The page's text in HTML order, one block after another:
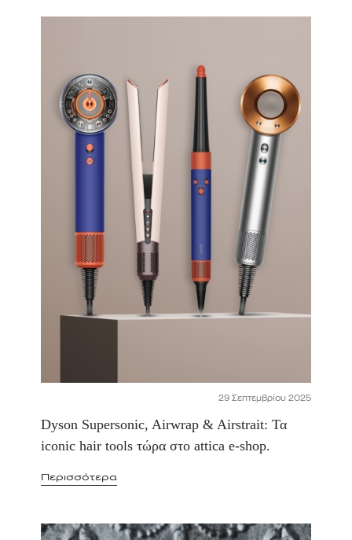
29 Σεπτεμβρίου 2025
Dyson Supersonic, Airwrap & Airstrait: Τα
iconic hair tools τώρα στο attica e-shop.
Περισσότερα